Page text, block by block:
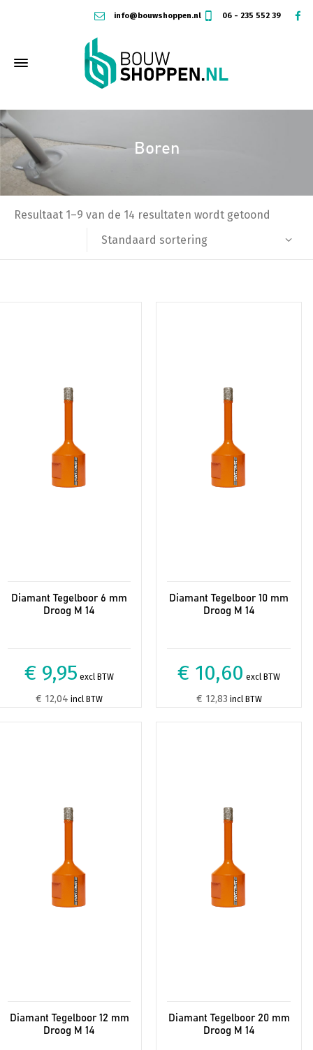
info@bouwshoppen.nl 06 - 235 552 39
Boren
Resultaat 1–9 van de 14 resultaten wordt getoond
Standaard sortering
Diamant Tegelboor 6 mm
Droog M 14
€ 9,95 excl BTW
€ 12,04 incl BTW
Diamant Tegelboor 10 mm
Droog M 14
€ 10,60 excl BTW
€ 12,83 incl BTW
Diamant Tegelboor 12 mm
Droog M 14
Diamant Tegelboor 20 mm
Droog M 14